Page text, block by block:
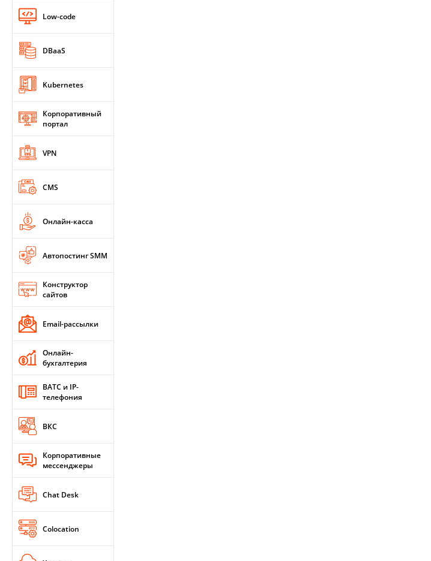
Low-code
DBaaS
Kubernetes
Корпоративный
портал
VPN
CMS
Онлайн-касса
Автопостинг SMM
Конструктор
сайтов
Email-рассылки
Онлайн-
бухгалтерия
ВАТС и IP-
телефония
ВКС
Корпоративные
мессенджеры
Chat Desk
Colocation